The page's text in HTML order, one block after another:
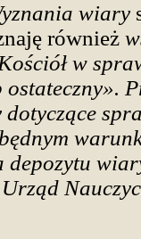
wiary
również
w
dotyczące